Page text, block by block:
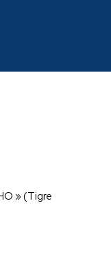
» (Tigre